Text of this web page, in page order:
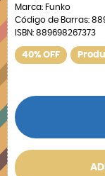
Marca: Funko
Código de Barras:
ISBN: 889698267373
40% OFF